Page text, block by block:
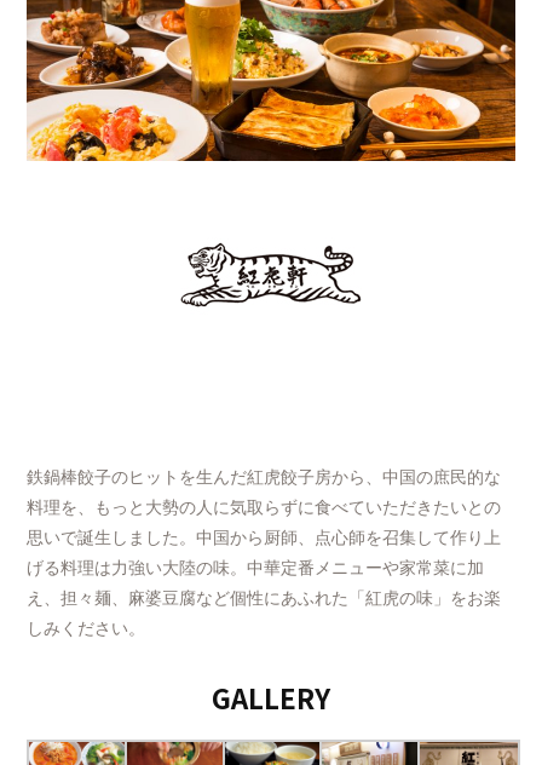
鉄鍋棒餃子のヒットを生んだ紅虎餃子房から、中国の庶民的な
料理を、もっと大勢の人に気取らずに食べていただきたいとの
思いで誕生しました。中国から厨師、点心師を召集して作り上
げる料理は力強い大陸の味。中華定番メニューや家常菜に加
え、担々麺、麻婆豆腐など個性にあふれた「紅虎の味」をお楽
しみください。
GALLERY